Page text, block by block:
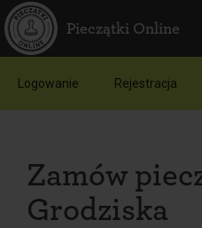
Pieczątki Online
Logowanie Rejestracja
Zamów
Grodziska